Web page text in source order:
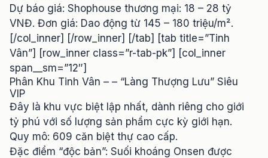
Dự báo giá: Shophouse thương mại: 18 – 28 tỷ
VNĐ. Đơn giá: Dao động từ 145 – 180 triệu/m².
[/col_inner] [/row_inner] [/tab] [tab title=”Tinh
Vân”] [row_inner class=”r-tab-pk”] [col_inner
span__sm=”12″]
Phân Khu Tinh Vân – – “Làng Thượng Lưu” Siêu
VIP
Đây là khu vực biệt lập nhất, dành riêng cho giới
tỷ phú với số lượng sản phẩm cực kỳ giới hạn.
Quy mô: 609 căn biệt thự cao cấp.
Đặc điểm “độc bản”: Suối khoáng Onsen được